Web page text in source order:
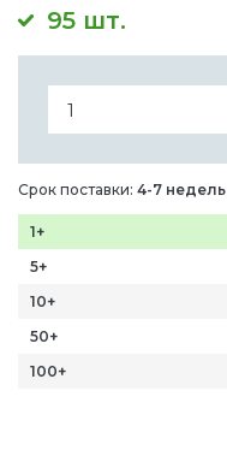
95 шт.
Срок поставки: 4-7 недель
1+
5+
10+
50+
100+